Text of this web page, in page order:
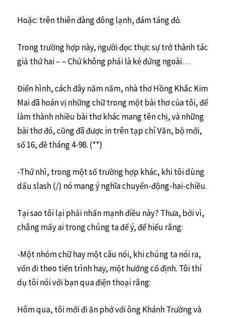
Hoặc: trên thiên đàng đông lạnh, đám táng đỏ.
Trong trường hợp này, người đọc thực sự trở thành tác
giả thứ hai – – Chứ không phải là kẻ đứng ngoài…
Điển hình, cách đây năm năm, nhà thơ Hồng Khắc Kim
Mai đã hoán vị những chữ trong một bài thơ của tôi, để
làm thành nhiều bài thơ khác mang tên chị, và những
bài thơ đó, cũng đã được in trên tạp chí Văn, bộ mới,
số 16, đề tháng 4-98. (**)
-Thứ nhì, trong một số trường hợp khác, khi tôi dùng
dấu slash (/) nó mang ý nghĩa chuyển-động-hai-chiều.
Tại sao tôi lại phải nhấn mạnh điều này? Thưa, bởi vì,
chẳng mấy ai trong chúng ta để ý, để hiểu rằng:
-Một nhóm chữ hay một câu nói, khi chúng ta nói ra,
vốn đi theo tiến trình hay, một hướng cố định. Tôi thí
dụ tôi nói với bạn qua điện thoại rằng:
Hôm qua, tôi mới đi ăn phở với ông Khánh Trường và